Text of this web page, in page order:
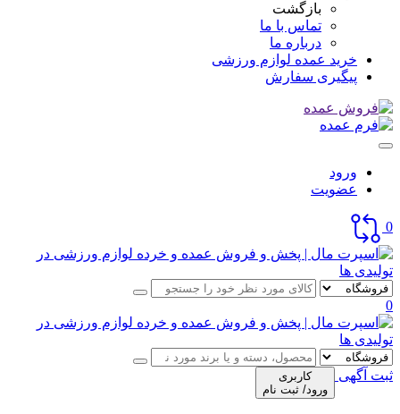
بازگشت
تماس با ما
درباره ما
خرید عمده لوازم ورزشی
پیگیری سفارش
ورود
عضویت
0
0
ثبت آگهی
کاربری
ورود/ ثبت نام